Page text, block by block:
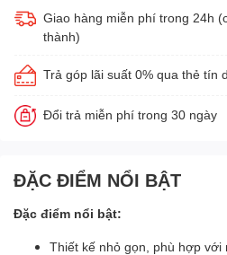
Giao hàng miễn phí trong 24h
thành)
Trả góp lãi suất 0% qua thẻ tín
Đổi trả miễn phí trong 30 ngày
ĐẶC ĐIỂM NỔI BẬT
Đặc điểm nổi bật:
Thiết kế nhỏ gọn, phù hợp với